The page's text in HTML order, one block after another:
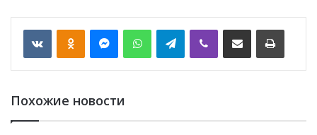
VKontakte WhatsApp Telegram
Похожие новости